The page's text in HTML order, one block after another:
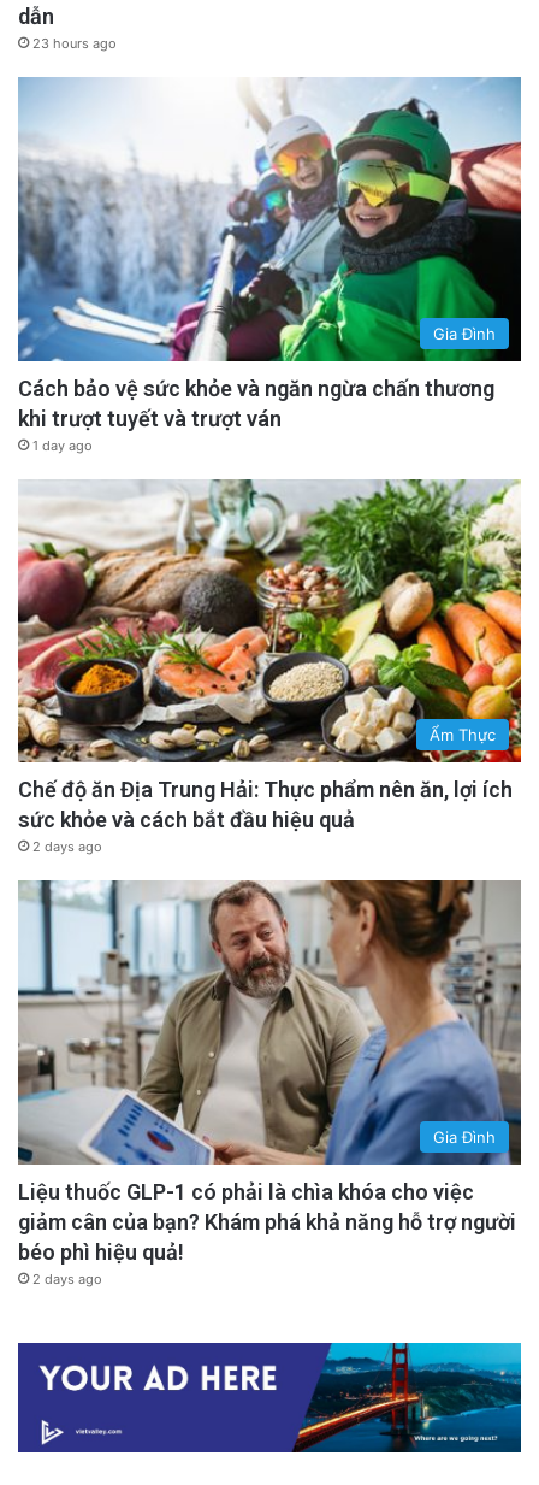
dẫn
23 hours ago
Gia Đình
Cách bảo vệ sức khỏe và ngăn ngừa chấn thương
khi trượt tuyết và trượt ván
1 day ago
Ẩm Thực
Chế độ ăn Địa Trung Hải: Thực phẩm nên ăn, lợi ích
sức khỏe và cách bắt đầu hiệu quả
2 days ago
Gia Đình
Liệu thuốc GLP-1 có phải là chìa khóa cho việc
giảm cân của bạn? Khám phá khả năng hỗ trợ người
béo phì hiệu quả!
2 days ago